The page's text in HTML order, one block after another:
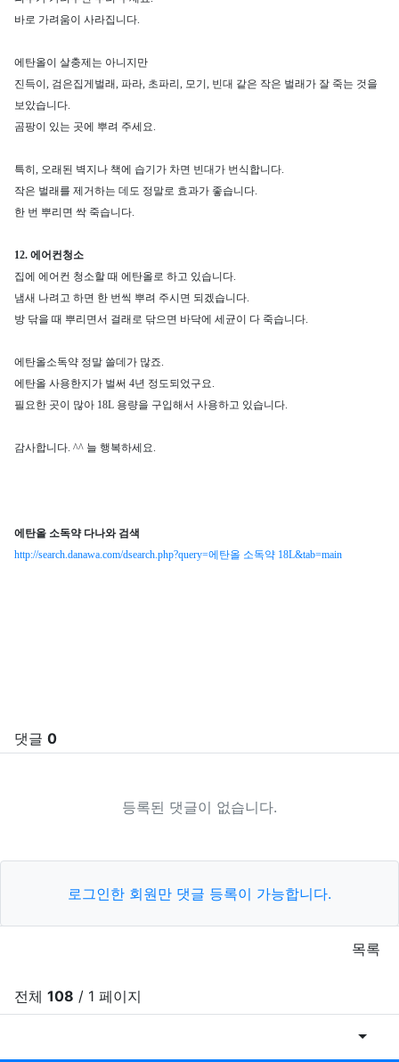
바로 가려움이 사라집니다.
에탄올이 살충제는 아니지만
진득이, 검은집게벌래, 파라, 초파리, 모기, 빈대 같은 작은 벌래가 잘 죽는 것을
보았습니다.
곰팡이 있는 곳에 뿌려 주세요.
특히, 오래된 벽지나 책에 습기가 차면 빈대가 번식합니다.
작은 벌래를 제거하는 데도 정말로 효과가 좋습니다.
한 번 뿌리면 싹 죽습니다.
12. 에어컨청소
집에 에어컨 청소할 때 에탄올로 하고 있습니다.
냄새 나려고 하면 한 번씩 뿌려 주시면 되겠습니다.
방 닦을 때 뿌리면서 걸래로 닦으면 바닥에 세균이 다 죽습니다.
에탄올소독약 정말 쓸데가 많죠.
에탄올 사용한지가 벌써 4년 정도되었구요.
필요한 곳이 많아 18L 용량을 구입해서 사용하고 있습니다.
감사합니다. ^^ 늘 행복하세요.
에탄올 소독약 다나와 검색
http://search.danawa.com/dsearch.php?query=에탄올 소독약 18L&tab=main
댓글 0
등록된 댓글이 없습니다.
로그인한 회원만 댓글 등록이 가능합니다.
목록
전체 108 / 1 페이지
게시